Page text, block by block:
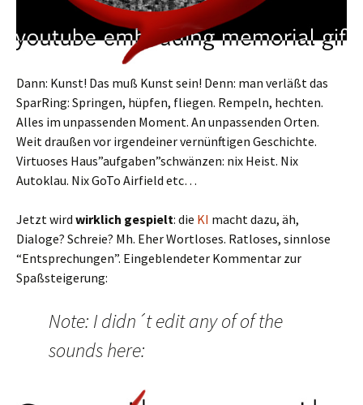
Dann: Kunst! Das muß Kunst sein! Denn: man verläßt das
SparRing: Springen, hüpfen, fliegen. Rempeln, hechten.
Alles im unpassenden Moment. An unpassenden Orten.
Weit draußen vor irgendeiner vernünftigen Geschichte.
Virtuoses Haus”aufgaben”schwänzen: nix Heist. Nix
Autoklau. Nix GoTo Airfield etc…
Jetzt wird wirklich gespielt: die KI macht dazu, äh,
Dialoge? Schreie? Mh. Eher Wortloses. Ratloses, sinnlose
“Entsprechungen”. Eingeblendeter Kommentar zur
Spaßsteigerung:
Note: I didn´t edit any of of the
sounds here: